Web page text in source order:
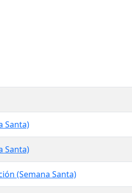
Santa)
Santa)
(Semana Santa)